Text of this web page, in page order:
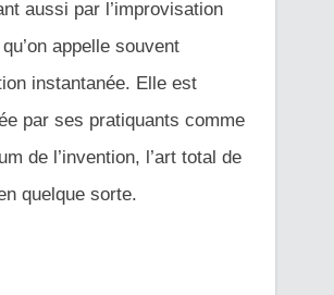
aussi par l’improvisation
appelle souvent
instantanée. Elle est
par ses pratiquants comme
de l’invention, l’art total de
quelque sorte.